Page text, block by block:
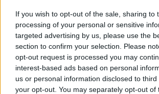
If you wish to opt-out of the sale, sharing to
processing of your personal or sensitive
targeted advertising by us, please use the
section to confirm your selection. Please
opt-out request is processed you may
interest-based ads based on personal
us or personal information disclosed to
your opt-out. You may separately opt-out of